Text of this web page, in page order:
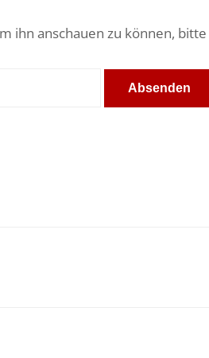
ihn anschauen zu können,